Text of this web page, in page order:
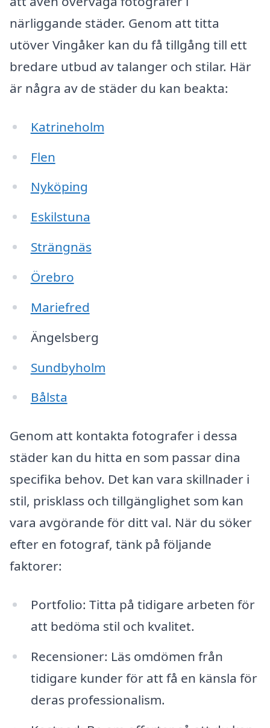
närliggande städer. Genom att titta
utöver Vingåker kan du få tillgång till ett
bredare utbud av talanger och stilar. Här
är några av de städer du kan beakta:
Katrineholm
Flen
Nyköping
Eskilstuna
Strängnäs
Örebro
Mariefred
Ängelsberg
Sundbyholm
Bålsta
Genom att kontakta fotografer i dessa
städer kan du hitta en som passar dina
specifika behov. Det kan vara skillnader i
stil, prisklass och tillgänglighet som kan
vara avgörande för ditt val. När du söker
efter en fotograf, tänk på följande
faktorer:
Portfolio: Titta på tidigare arbeten för
att bedöma stil och kvalitet.
Recensioner: Läs omdömen från
tidigare kunder för att få en känsla för
deras professionalism.